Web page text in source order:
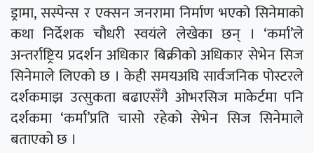
ड्रामा, सस्पेन्स र एक्सन जनरामा निर्माण भएको सिनेमाको
कथा निर्देशक चौधरी स्वयंले लेखेका छन् । ‘कर्मा’ले
अन्तर्राष्ट्रिय प्रदर्शन अधिकार बिक्रीको अधिकार सेभेन सिज
सिनेमाले लिएको छ । केही समयअघि सार्वजनिक पोस्टरले
दर्शकमाझ उत्सुकता बढाएसँगै ओभरसिज माकेर्टमा पनि
दर्शकमा ‘कर्मा’प्रति चासो रहेको सेभेन सिज सिनेमाले
बताएको छ ।